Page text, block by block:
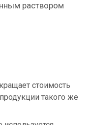
раствором
стоимость
такого же